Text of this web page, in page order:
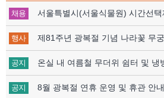
채용
행사
공지
공지 8월 광복절 연휴 운영 및 휴관 안내